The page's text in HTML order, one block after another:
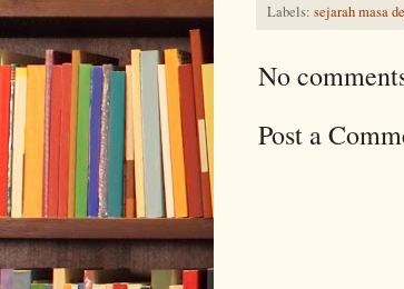
Labels: sejarah masa
No
Post a